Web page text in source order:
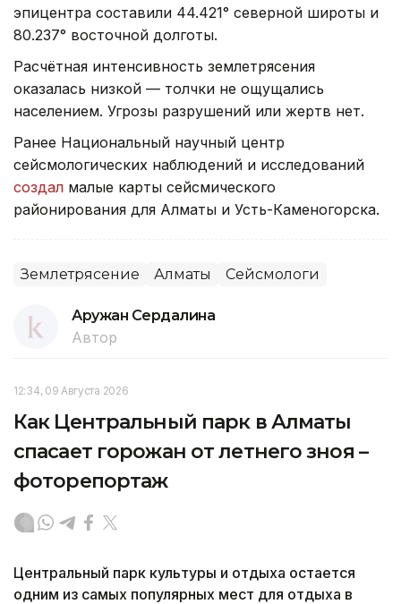
эпицентра составили 44.421° северной широты и
80.237° восточной долготы.
Расчётная интенсивность землетрясения
оказалась низкой — толчки не ощущались
населением. Угрозы разрушений или жертв нет.
Ранее Национальный научный центр
сейсмологических наблюдений и исследований
создал малые карты сейсмического
районирования для Алматы и Усть-Каменогорска.
Землетрясение Алматы Сейсмологи
Аружан Сердалина
Автор
12:34, 09 Августа 2026
Как Центральный парк в Алматы
спасает горожан от летнего зноя –
фоторепортаж
Центральный парк культуры и отдыха остается
одним из самых популярных мест для отдыха в